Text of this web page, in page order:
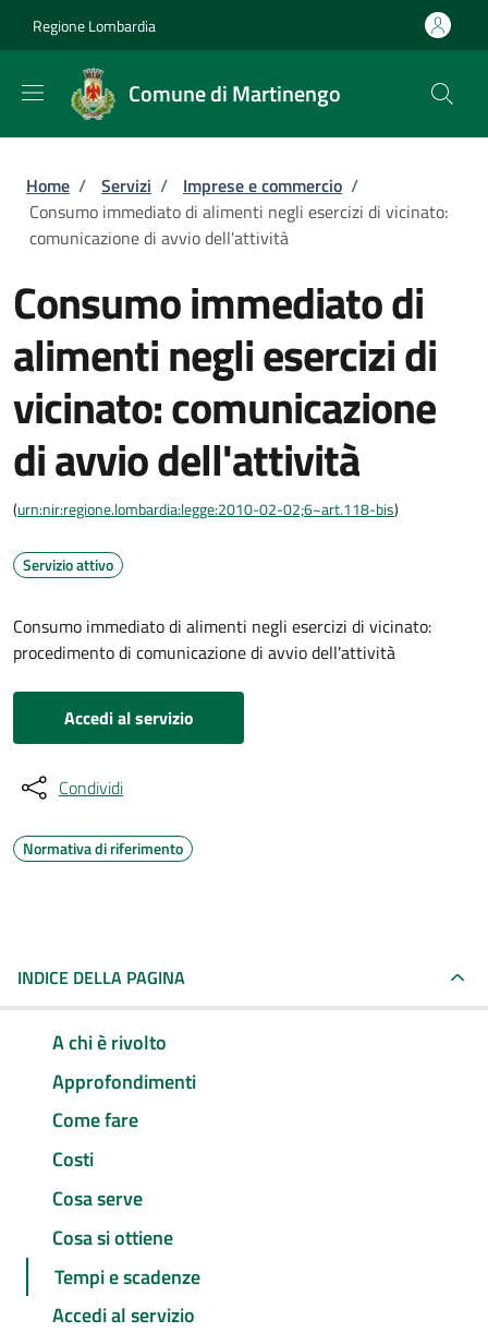
Regione Lombardia
Comune di Martinengo
Briciole di pane
Home / Servizi / Imprese e commercio /
Consumo immediato di alimenti negli esercizi di vicinato:
comunicazione di avvio dell'attività
Consumo immediato di
alimenti negli esercizi di
vicinato: comunicazione
di avvio dell'attività
(urn:nir:regione.lombardia:legge:2010-02-02;6~art.118-bis)
Servizio attivo
Consumo immediato di alimenti negli esercizi di vicinato:
procedimento di comunicazione di avvio dell'attività
Accedi al servizio
Condividi
Normativa di riferimento
INDICE DELLA PAGINA
A chi è rivolto
Approfondimenti
Come fare
Costi
Cosa serve
Cosa si ottiene
Tempi e scadenze
Accedi al servizio